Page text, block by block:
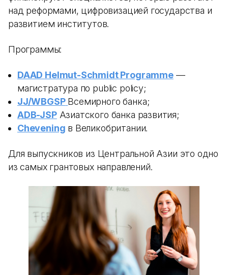
над реформами, цифровизацией государства и
развитием институтов.
Программы:
DAAD Helmut-Schmidt Programme—
магистратура по public policy;
JJ/WBGSP Всемирного банка;
ADB-JSPАзиатского банка развития;
Chevening в Великобритании.
Для выпускников из Центральной Азии это одно
из самых грантовых направлений.